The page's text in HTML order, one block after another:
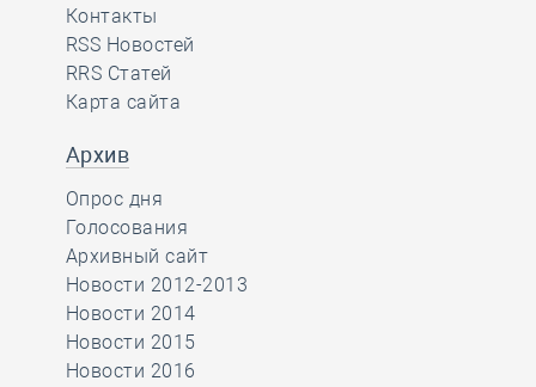
Контакты
RSS Новостей
RRS Статей
Карта сайта
Архив
Опрос дня
Голосования
Архивный сайт
Новости 2012-2013
Новости 2014
Новости 2015
Новости 2016